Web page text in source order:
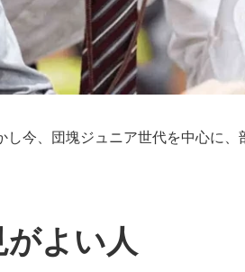
今、団塊ジュニア世代を中心に、
よい人